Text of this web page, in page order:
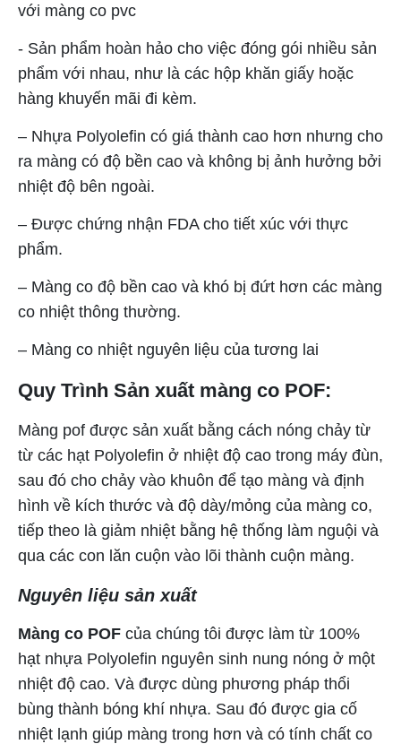
với màng co pvc
- Sản phẩm hoàn hảo cho việc đóng gói nhiều sản
phẩm với nhau, như là các hộp khăn giấy hoặc
hàng khuyến mãi đi kèm.
– Nhựa Polyolefin có giá thành cao hơn nhưng cho
ra màng có độ bền cao và không bị ảnh hưởng bởi
nhiệt độ bên ngoài.
– Được chứng nhận FDA cho tiết xúc với thực
phẩm.
– Màng co độ bền cao và khó bị đứt hơn các màng
co nhiệt thông thường.
– Màng co nhiệt nguyên liệu của tương lai
Quy Trình Sản xuất màng co POF:
Màng pof được sản xuất bằng cách nóng chảy từ
từ các hạt Polyolefin ở nhiệt độ cao trong máy đùn,
sau đó cho chảy vào khuôn để tạo màng và định
hình về kích thước và độ dày/mỏng của màng co,
tiếp theo là giảm nhiệt bằng hệ thống làm nguội và
qua các con lăn cuộn vào lõi thành cuộn màng.
Nguyên liệu sản xuất
Màng co POF của chúng tôi được làm từ 100%
hạt nhựa Polyolefin nguyên sinh nung nóng ở một
nhiệt độ cao. Và được dùng phương pháp thổi
bùng thành bóng khí nhựa. Sau đó được gia cố
nhiệt lạnh giúp màng trong hơn và có tính chất co